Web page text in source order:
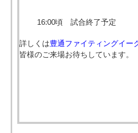
16:00頃 試合終了予定
詳しくは豊通ファイティングイー
皆様のご来場お待ちしています。